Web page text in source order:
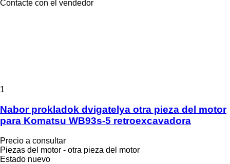
Contacte con el vendedor
1
Nabor prokladok dvigatelya otra pieza del motor
para Komatsu WB93s-5 retroexcavadora
Precio a consultar
Piezas del motor - otra pieza del motor
Estado nuevo